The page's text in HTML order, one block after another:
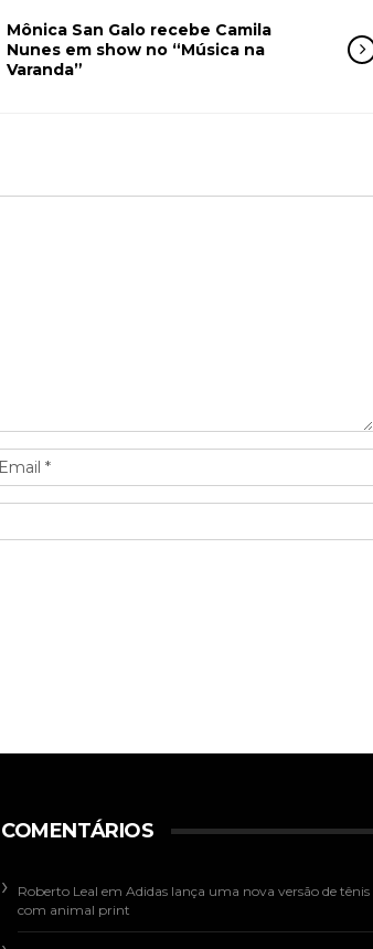
Mônica San Galo recebe Camila
Nunes em show no “Música na
Varanda”
COMENTÁRIOS
Roberto Leal em Adidas lança uma nova versão de tênis
com animal print